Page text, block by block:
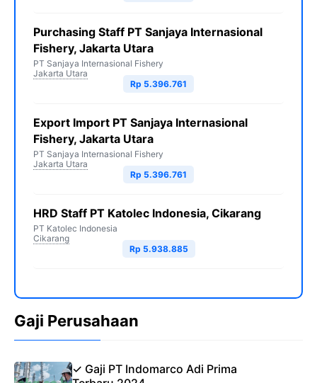
Purchasing Staff PT Sanjaya Internasional
Fishery, Jakarta Utara
PT Sanjaya Internasional Fishery
Jakarta Utara
Rp 5.396.761
Export Import PT Sanjaya Internasional
Fishery, Jakarta Utara
PT Sanjaya Internasional Fishery
Jakarta Utara
Rp 5.396.761
HRD Staff PT Katolec Indonesia, Cikarang
PT Katolec Indonesia
Cikarang
Rp 5.938.885
Gaji Perusahaan
✓ Gaji PT Indomarco Adi Prima